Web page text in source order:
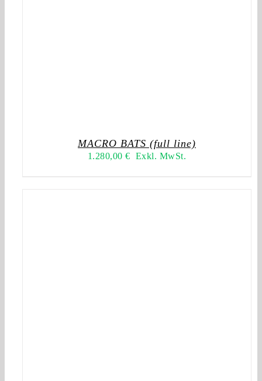
MACRO BATS (full line)
1.280,00€ Exkl. MwSt.